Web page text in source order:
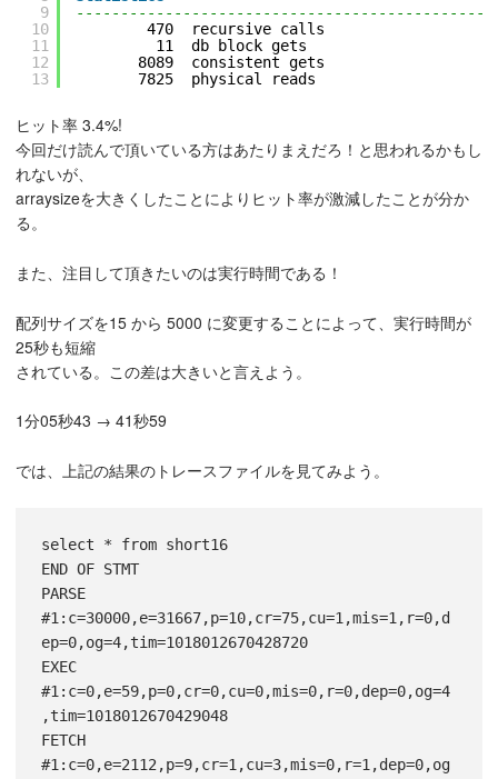
9
10
11
12
13
470  recursive calls
11  db block gets
8089  consistent gets
7825  physical reads
ヒット率 3.4%!
今回だけ読んで頂いている方はあたりまえだろ！と思われるかもし
れないが、
arraysizeを大きくしたことによりヒット率が激減したことが分か
る。
また、注目して頂きたいのは実行時間である！
配列サイズを15 から 5000 に変更することによって、実行時間が
25秒も短縮
されている。この差は大きいと言えよう。
1分05秒43 → 41秒59
では、上記の結果のトレースファイルを見てみよう。
select * from short16
END OF STMT
PARSE
#1:c=30000,e=31667,p=10,cr=75,cu=1,mis=1,r=0,d
ep=0,og=4,tim=1018012670428720
EXEC
#1:c=0,e=59,p=0,cr=0,cu=0,mis=0,r=0,dep=0,og=4
,tim=1018012670429048
FETCH
#1:c=0,e=2112,p=9,cr=1,cu=3,mis=0,r=1,dep=0,og